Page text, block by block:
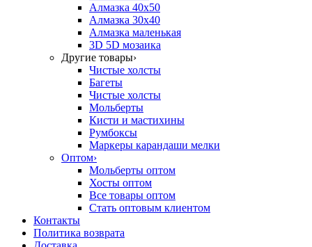
Алмазка 40х50
Алмазка 30х40
Алмазка маленькая
3D 5D мозаика
Другие товары›
Чистые холсты
Багеты
Чистые холсты
Мольберты
Кисти и мастихины
Румбоксы
Маркеры карандаши мелки
Оптом›
Мольберты оптом
Хосты оптом
Все товары оптом
Стать оптовым клиентом
Контакты
Политика возврата